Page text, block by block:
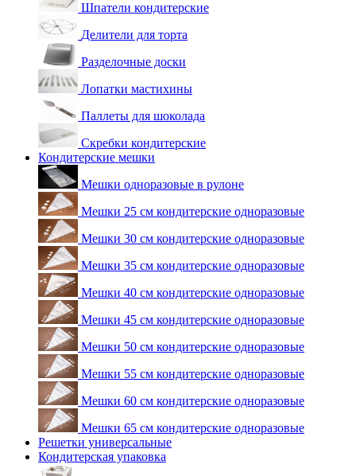
Шпатели кондитерские
Делители для торта
Разделочные доски
Лопатки мастихины
Паллеты для шоколада
Скребки кондитерские
Кондитерские мешки
Мешки одноразовые в рулоне
Мешки 25 см кондитерские одноразовые
Мешки 30 см кондитерские одноразовые
Мешки 35 см кондитерские одноразовые
Мешки 40 см кондитерские одноразовые
Мешки 45 см кондитерские одноразовые
Мешки 50 см кондитерские одноразовые
Мешки 55 см кондитерские одноразовые
Мешки 60 см кондитерские одноразовые
Мешки 65 см кондитерские одноразовые
Решетки универсальные
Кондитерская упаковка